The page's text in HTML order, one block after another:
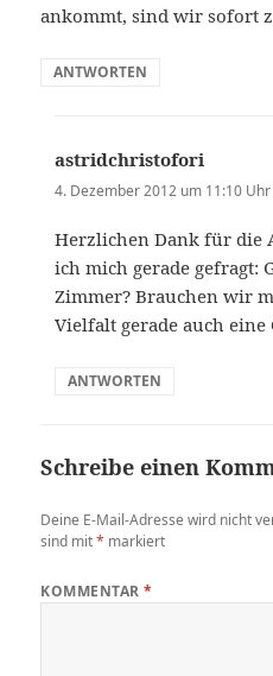
ankommt, sind wir sofort
ANTWORTEN
astridchristofori
4. Dezember 2012 um 11:10 Uhr
Herzlichen Dank für die
ich mich gerade gefragt:
Zimmer? Brauchen wir
Vielfalt gerade auch eine
ANTWORTEN
Schreibe einen
Deine E-Mail-Adresse wird nicht
sind mit* markiert
KOMMENTAR*